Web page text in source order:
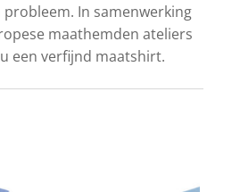
probleem. In samenwerking
maathemden ateliers
een verfijnd maatshirt.